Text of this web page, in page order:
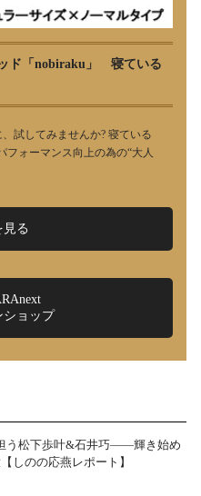
ド「nobiraku」 寝ている
試してみませんか? 寝ている
フォーマンス向上の為の“大人
見る
ショップ
う松下歩叶&石井巧――輝き始め
しのの応燕レポート】